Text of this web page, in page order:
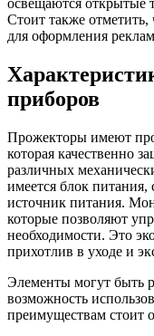
Стоит также
для оформления
приборов
Прожекторы имеют
которая качественно
различных
имеется блок
источник питания.
которые позволяют
необходимости. Это
прихотлив в уходе и
Элементы могут быть
возможность
преимуществам стоит